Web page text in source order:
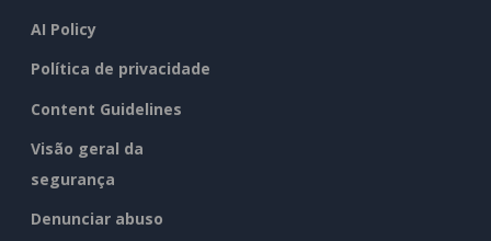
AI Policy
Política de privacidade
Content Guidelines
Visão geral da
segurança
Denunciar abuso